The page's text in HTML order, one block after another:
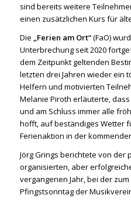
sind bereits weitere
einen zusätzlichen Kurs für
Die „Ferien am Ort“(FaO)
Unterbrechung seit 2020
dem Zeitpunkt geltenden
letzten drei Jahren wieder ein
Helfern und motivierten
Melanie Piroth erläuterte,
und am Schluss immer alle
hofft, auf beständiges Wetter
Ferienaktion in der
Jörg Grings berichtete von
organisierten, aber
vergangenen Jahr, bei der
Pfingstsonntag der